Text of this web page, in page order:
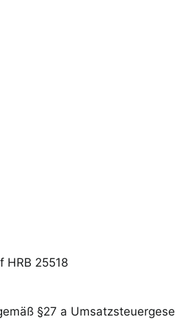
HRB 25518
§27 a